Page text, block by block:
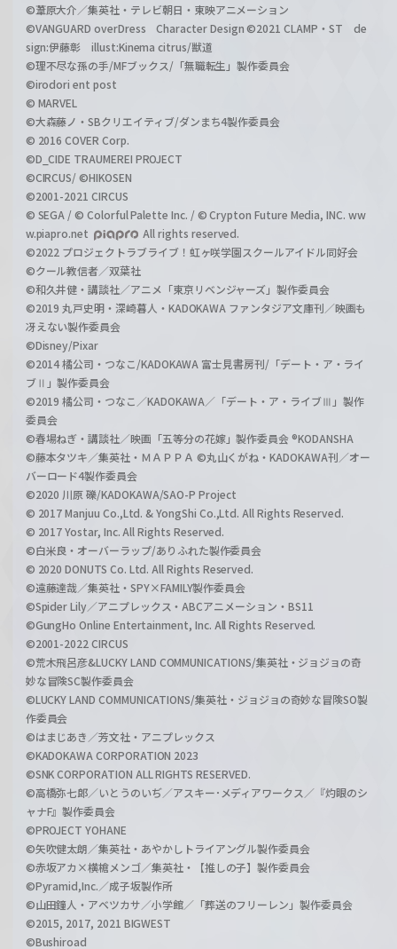
©葦原大介／集英社・テレビ朝日・東映アニメーション
©VANGUARD overDress Character Design ©2021 CLAMP・ST de
sign:伊藤彰 illust:Kinema citrus/獣道
©理不尽な孫の手/MFブックス/「無職転生」製作委員会
©irodori ent post
© MARVEL
©大森藤ノ・SBクリエイティブ/ダンまち4製作委員会
© 2016 COVER Corp.
©D_CIDE TRAUMEREI PROJECT
©CIRCUS/ ©HIKOSEN
©2001-2021 CIRCUS
© SEGA / © Colorful Palette Inc. / © Crypton Future Media, INC. ww
w.piapro.net
All rights reserved.
©2022 プロジェクトラブライブ！虹ヶ咲学園スクールアイドル同好会
©クール教信者／双葉社
©和久井健・講談社／アニメ「東京リベンジャーズ」製作委員会
©2019 丸戸史明・深崎暮人・KADOKAWA ファンタジア文庫刊／映画も
冴えない製作委員会
©Disney/Pixar
©2014 橘公司・つなこ/KADOKAWA 富士見書房刊/「デート・ア・ライ
ブⅡ」製作委員会
©2019 橘公司・つなこ／KADOKAWA／「デート・ア・ライブⅢ」製作
委員会
©春場ねぎ・講談社／映画「五等分の花嫁」製作委員会 ®KODANSHA
©藤本タツキ／集英社・ＭＡＰＰＡ ©丸山くがね・KADOKAWA刊／オー
バーロード4製作委員会
©2020 川原 礫/KADOKAWA/SAO-P Project
© 2017 Manjuu Co.,Ltd. & YongShi Co.,Ltd. All Rights Reserved.
© 2017 Yostar, Inc. All Rights Reserved.
©白米良・オーバーラップ/ありふれた製作委員会
© 2020 DONUTS Co. Ltd. All Rights Reserved.
©遠藤達哉／集英社・SPY×FAMILY製作委員会
©Spider Lily／アニプレックス・ABCアニメーション・BS11
©GungHo Online Entertainment, Inc. All Rights Reserved.
©2001-2022 CIRCUS
©荒木飛呂彦&LUCKY LAND COMMUNICATIONS/集英社・ジョジョの奇
妙な冒険SC製作委員会
©LUCKY LAND COMMUNICATIONS/集英社・ジョジョの奇妙な冒険SO製
作委員会
©はまじあき／芳文社・アニプレックス
©KADOKAWA CORPORATION 2023
©SNK CORPORATION ALL RIGHTS RESERVED.
©高橋弥七郎／いとうのいぢ／アスキー･メディアワークス／『灼眼のシ
ャナF』製作委員会
©PROJECT YOHANE
©矢吹健太朗／集英社・あやかしトライアングル製作委員会
©赤坂アカ×横槍メンゴ／集英社・【推しの子】製作委員会
©Pyramid,Inc.／成子坂製作所
©山田鐘人・アベツカサ／小学館／「葬送のフリーレン」製作委員会
©2015, 2017, 2021 BIGWEST
©Bushiroad